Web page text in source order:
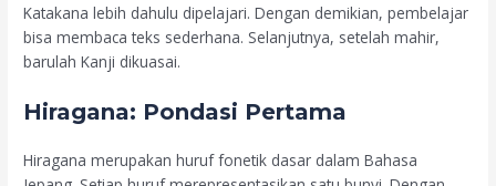
Katakana lebih dahulu dipelajari. Dengan demikian, pembelajar
bisa membaca teks sederhana. Selanjutnya, setelah mahir,
barulah Kanji dikuasai.
Hiragana: Pondasi Pertama
Hiragana merupakan huruf fonetik dasar dalam Bahasa